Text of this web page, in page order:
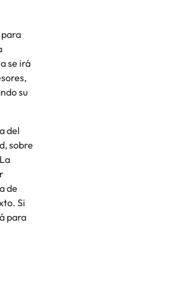
se irá
su
del
sobre
de
Si
para